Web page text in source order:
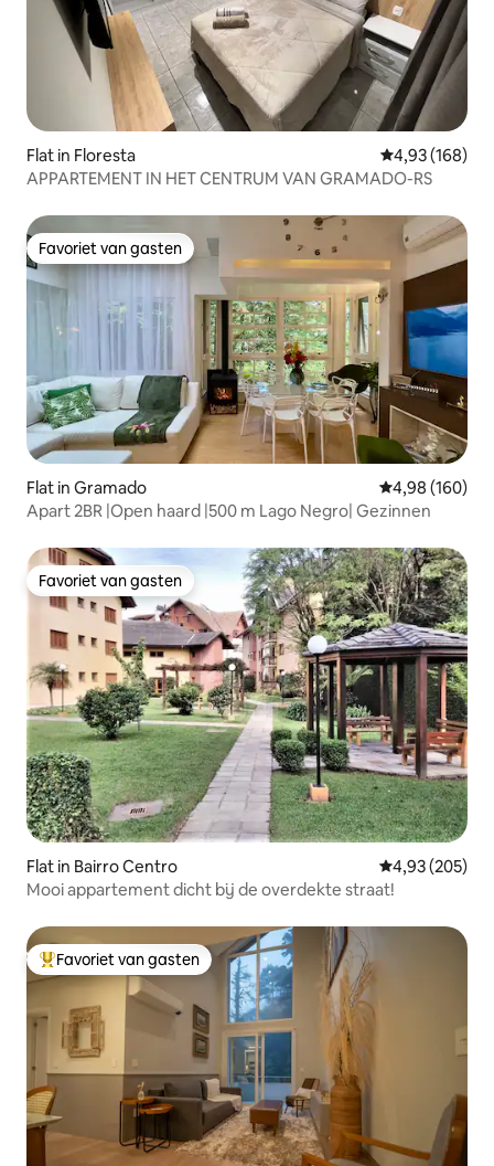
Flat in Floresta Gemiddelde
4,93 (168)
APPARTEMENT IN HET CENTRUM VAN GRAMADO-RS
Favoriet van gasten
Favoriet van gasten
Flat in Gramado Gemiddelde
4,98 (160)
Apart 2BR |Open haard |500 m Lago Negro| Gezinnen
Favoriet van gasten
Favoriet van gasten
Flat in Bairro Centro Gemiddelde
4,93 (205)
Mooi appartement dicht bij de overdekte straat!
Topfavoriet van gasten
Favoriet van gasten